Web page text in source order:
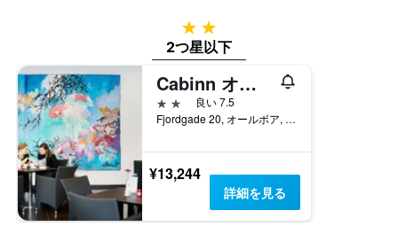
2つ星
2つ星以下
Cabinn オールボー
2つ星
良い 7.5
Fjordgade 20, オールボア, 北ユラン地域, デンマーク
¥13,244
詳細を見る